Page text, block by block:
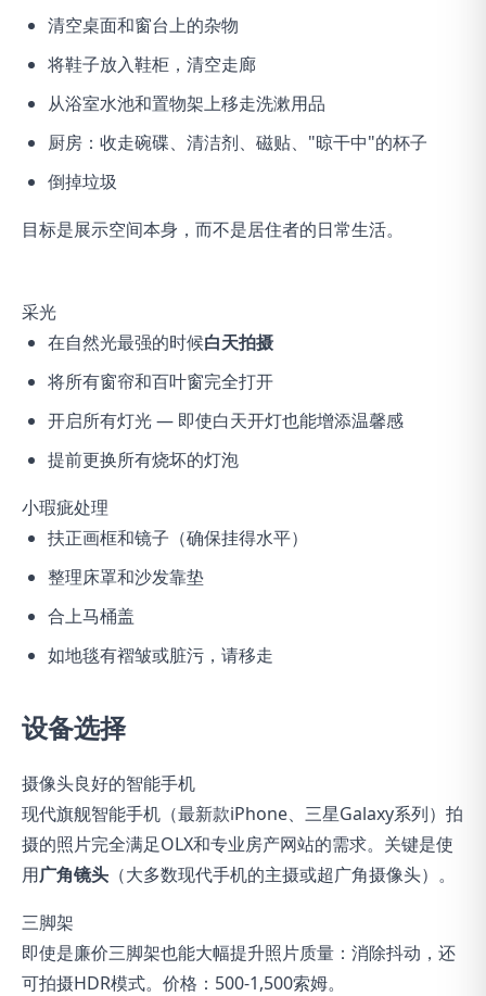
清空桌面和窗台上的杂物
将鞋子放入鞋柜，清空走廊
从浴室水池和置物架上移走洗漱用品
厨房：收走碗碟、清洁剂、磁贴、"晾干中"的杯子
倒掉垃圾
目标是展示空间本身，而不是居住者的日常生活。
采光
在自然光最强的时候白天拍摄
将所有窗帘和百叶窗完全打开
开启所有灯光 — 即使白天开灯也能增添温馨感
提前更换所有烧坏的灯泡
小瑕疵处理
扶正画框和镜子（确保挂得水平）
整理床罩和沙发靠垫
合上马桶盖
如地毯有褶皱或脏污，请移走
设备选择
摄像头良好的智能手机
现代旗舰智能手机（最新款iPhone、三星Galaxy系列）拍
摄的照片完全满足OLX和专业房产网站的需求。关键是使
用广角镜头 （大多数现代手机的主摄或超广角摄像头）。
三脚架
即使是廉价三脚架也能大幅提升照片质量：消除抖动，还
可拍摄HDR模式。价格：500-1,500索姆。